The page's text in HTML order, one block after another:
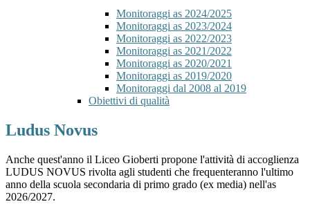
Monitoraggi as 2024/2025
Monitoraggi as 2023/2024
Monitoraggi as 2022/2023
Monitoraggi as 2021/2022
Monitoraggi as 2020/2021
Monitoraggi as 2019/2020
Monitoraggi dal 2008 al 2019
Obiettivi di qualità
Ludus Novus
Anche quest'anno il Liceo Gioberti propone l'attività di accoglienza
LUDUS NOVUS rivolta agli studenti che frequenteranno l'ultimo
anno della scuola secondaria di primo grado (ex media) nell'as
2026/2027.